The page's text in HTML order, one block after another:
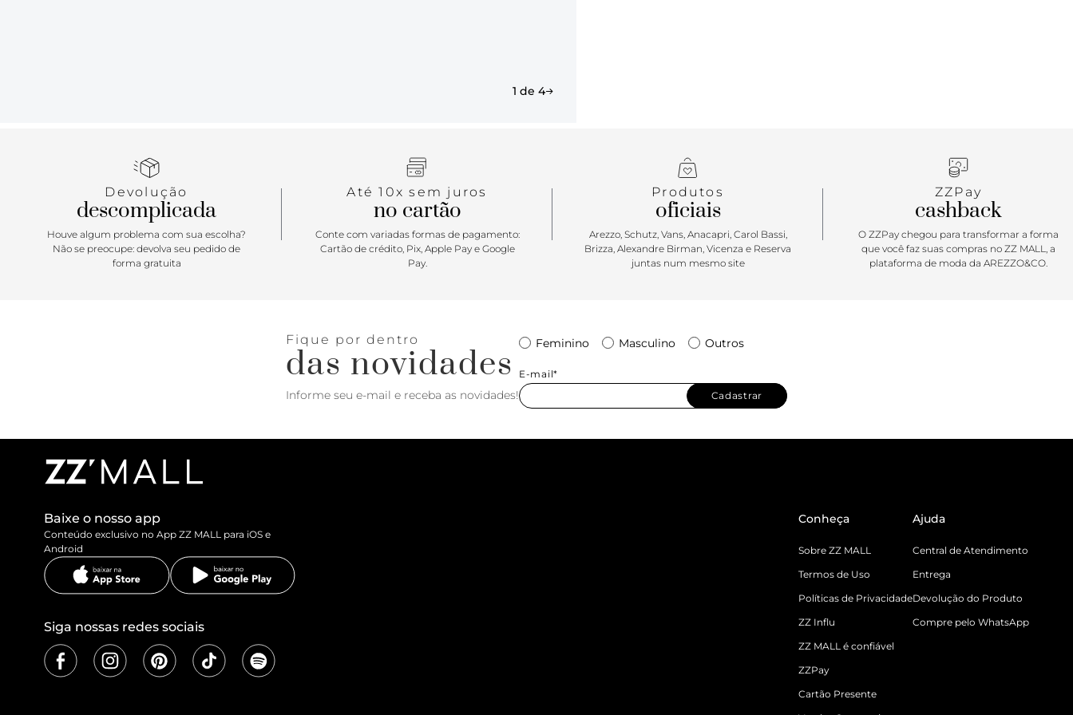
1 de 4
Devolução
descomplicada
Houve algum problema com sua escolha?
Não se preocupe: devolva seu pedido de
forma gratuita
Até 10x sem juros
no cartão
Conte com variadas formas de pagamento:
Cartão de crédito, Pix, Apple Pay e Google
Pay.
Produtos
oficiais
Arezzo, Schutz, Vans, Anacapri, Carol Bassi,
Brizza, Alexandre Birman, Vicenza e Reserva
juntas num mesmo site
ZZPay
cashback
O ZZPay chegou para transformar a forma
que você faz suas compras no ZZ MALL, a
plataforma de moda da AREZZO&CO.
Fique por dentro
das novidades
Informe seu e-mail e receba as novidades!
Feminino Masculino Outros
E-mail*
Cadastrar
Baixe o nosso app
Conteúdo exclusivo no App ZZ MALL para iOS e
Android
Siga nossas redes sociais
Conheça
Sobre ZZ MALL
Termos de Uso
Políticas de Privacidade
ZZ Influ
ZZ MALL é confiável
ZZPay
Cartão Presente
Ajuda
Central de Atendimento
Entrega
Devolução do Produto
Compre pelo WhatsApp